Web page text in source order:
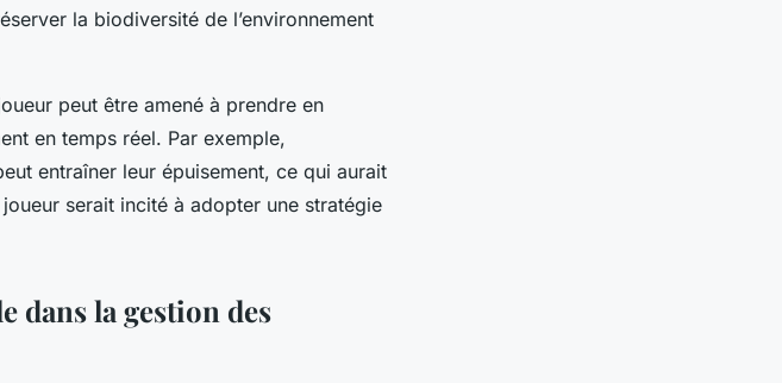
la biodiversité de l’environnement
peut être amené à prendre en
en temps réel. Par exemple,
entraîner leur épuisement, ce qui aurait
serait incité à adopter une stratégie
dans la gestion des